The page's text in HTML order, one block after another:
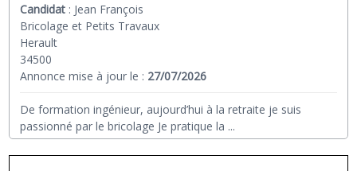
Candidat : Jean François
Bricolage et Petits Travaux
Herault
34500
Annonce mise à jour le : 27/07/2026
De formation ingénieur, aujourd’hui à la retraite je suis
passionné par le bricolage Je pratique la ...